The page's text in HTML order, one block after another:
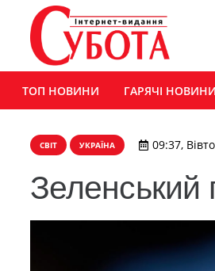
ТОП НОВИНИ ГАРЯЧІ НОВИНИ
СВІТ УКРАЇНА 09:37,
Зеленський